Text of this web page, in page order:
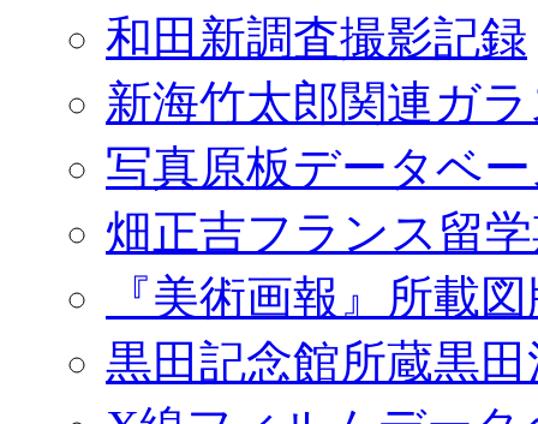
和田新調査撮影記録
新海竹太郎関連ガ
写真原板データベ
畑正吉フランス留
『美術画報』所載
黒田記念館所蔵黒